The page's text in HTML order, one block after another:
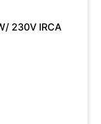
230V IRCA